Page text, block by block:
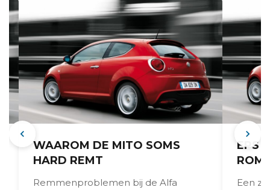
WAAROM DE MITO SOMS
HARD REMT
Remmenproblemen bij de Alfa
EPS
Een